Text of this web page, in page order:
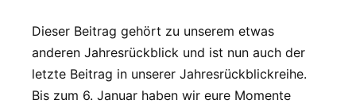
Dieser Beitrag gehört zu unserem etwas
anderen Jahresrückblick und ist nun auch der
letzte Beitrag in unserer Jahresrückblickreihe.
Bis zum 6. Januar haben wir eure Momente